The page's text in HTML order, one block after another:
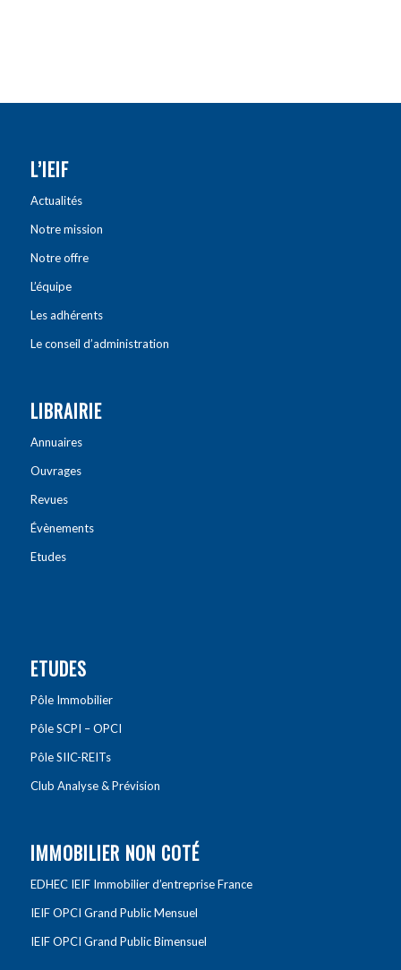
L’IEIF
Actualités
Notre mission
Notre offre
L’équipe
Les adhérents
Le conseil d’administration
LIBRAIRIE
Annuaires
Ouvrages
Revues
Évènements
Etudes
ETUDES
Pôle Immobilier
Pôle SCPI – OPCI
Pôle SIIC-REITs
Club Analyse & Prévision
IMMOBILIER NON COTÉ
EDHEC IEIF Immobilier d’entreprise France
IEIF OPCI Grand Public Mensuel
IEIF OPCI Grand Public Bimensuel